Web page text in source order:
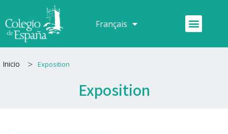
au
contenu
Français
Español Menu
Inicio > Exposition
Exposition